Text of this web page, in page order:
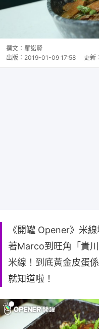
撰文： 羅諾賢
出版： 2019-01-09 17:58 更新：
《開罐 Opener》米
著Marco到旺角「貴
米線！到底黃金皮蛋
就知道啦！